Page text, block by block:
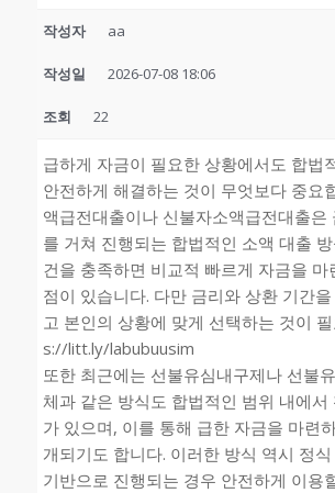
작성자 aa
작성일 2026-07-08 18:06
조회 22
급하게 자금이 필요한 상황에서도 합법
안전하게 해결하는 것이 무엇보다 중요
액급전대출이나 신불자소액급전대출은
를 거쳐 진행되는 합법적인 소액 대출
건을 충족하면 비교적 빠르게 자금을 마
점이 있습니다. 다만 금리와 상환 기간
고 본인의 상황에 맞게 선택하는 것이
s://litt.ly/labubuusim
또한 최근에는 선불유심내구제나 선불
체과 같은 방식도 합법적인 범위 내에서
가 있으며, 이를 통해 급한 자금을 마련
개되기도 합니다. 이러한 방식 역시 정
기반으로 진행되는 경우 안전하게 이용